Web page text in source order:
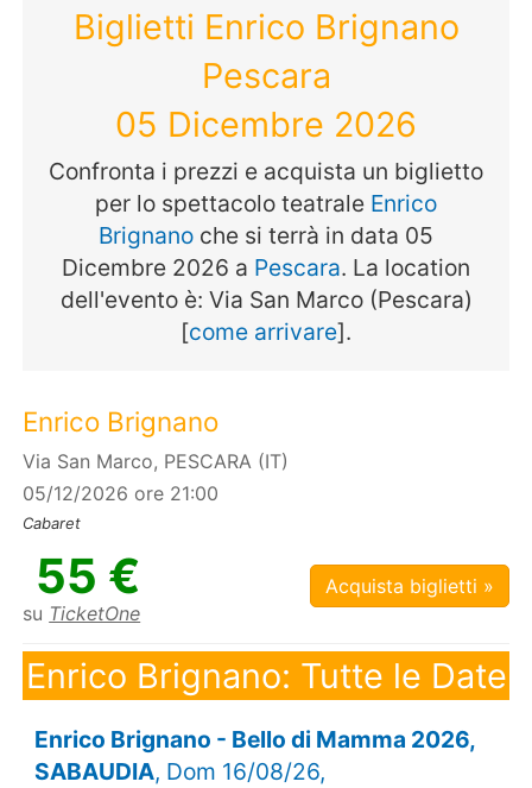
Biglietti Enrico Brignano
Pescara
05 Dicembre 2026
Confronta i prezzi e acquista un biglietto
per lo spettacolo teatrale Enrico
Brignano che si terrà in data 05
Dicembre 2026 a Pescara. La location
dell'evento è: Via San Marco (Pescara)
[come arrivare].
Enrico Brignano
Via San Marco, PESCARA (IT)
05/12/2026 ore 21:00
Cabaret
55 €
su TicketOne
Acquista biglietti »
Enrico Brignano: Tutte le Date
Enrico Brignano - Bello di Mamma 2026,
SABAUDIA, Dom 16/08/26,